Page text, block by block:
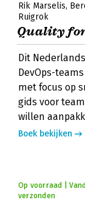
Rik Marselis
Ruigrok
Quality for
Dit
DevOps-
met focus op
gids voor
willen
Boek bekijken
Op voorraad |
verzonden